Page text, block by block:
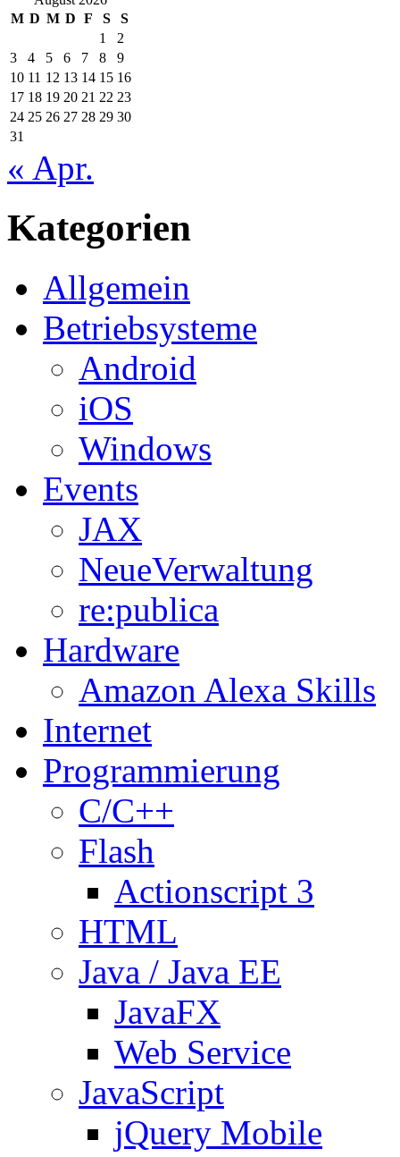
M D M D F S
S
1
2
3
4 5 6 7 8
9
10 11 12 13 14 15 16
17 18 19 20 21 22 23
24 25 26 27 28 29 30
31
« Apr.
Kategorien
Allgemein
Betriebsysteme
Android
iOS
Windows
Events
JAX
NeueVerwaltung
re:publica
Hardware
Amazon Alexa Skills
Internet
Programmierung
C/C++
Flash
Actionscript 3
HTML
Java / Java EE
JavaFX
Web Service
JavaScript
jQuery Mobile